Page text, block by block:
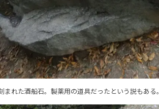
まれた酒船石。製薬用の道具だったという説もある。